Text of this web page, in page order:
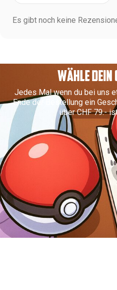
Es gibt noch keine
WÄHLE DEIN
Jedes Mal wenn du bei uns
Ende der Bestellung ein
über CHF 79.-